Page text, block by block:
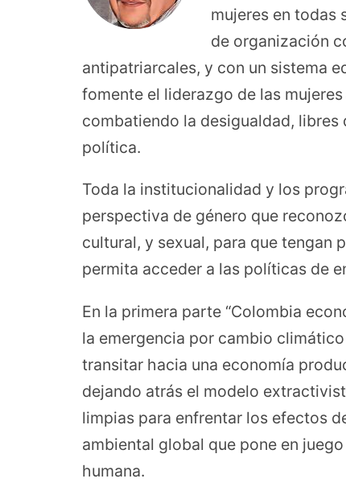
mujeres en todas
de organización
antipatriarcales, y con un sistema
fomente el liderazgo de las
combatiendo la desigualdad,
política.
Toda la institucionalidad y los
perspectiva de género que
cultural, y sexual, para que tengan
permita acceder a las políticas de
En la primera parte “Colombia
la emergencia por cambio
transitar hacia una economía
dejando atrás el modelo
limpias para enfrentar los efectos
ambiental global que pone en
humana.